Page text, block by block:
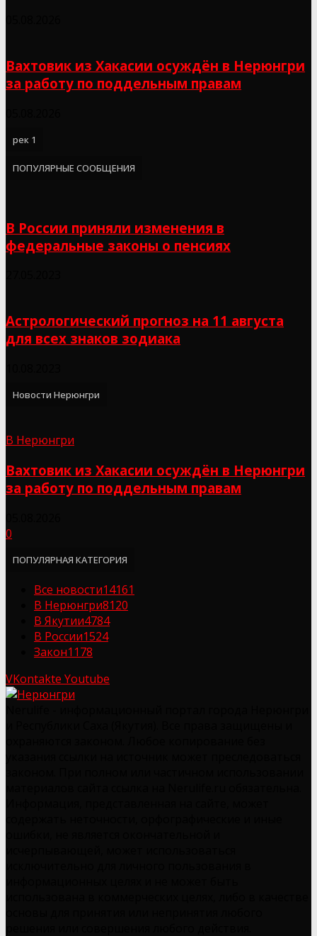
Вахтовик из Хакасии осуждён в Нерюнгри
за работу по поддельным правам
рек 1
ПОПУЛЯРНЫЕ СООБЩЕНИЯ
В России приняли изменения в
федеральные законы о пенсиях
Астрологический прогноз на 11 августа
для всех знаков зодиака
Новости Нерюнгри
В Нерюнгри
Вахтовик из Хакасии осуждён в Нерюнгри
за работу по поддельным правам
0
ПОПУЛЯРНАЯ КАТЕГОРИЯ
Все новости14161
В Нерюнгри8120
В Якутии4784
В России1524
Закон1178
VKontakte Youtube